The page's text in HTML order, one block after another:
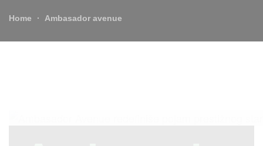
Home Ambasador avenue